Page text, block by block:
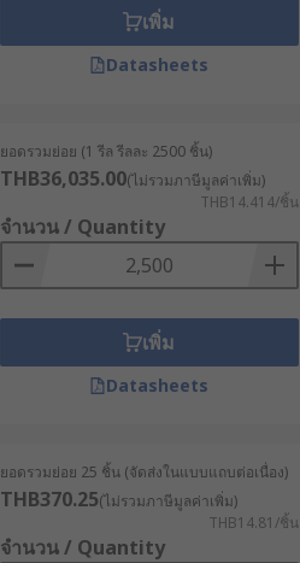
เพิ่ม
Datasheets
ยอดรวมย่อย (1 รีล รีลละ 2500 ชิ้น)
THB36,035.00(ไม่รวมภาษีมูลค่าเพิ่ม)
THB14.414/ชิ้น
จำนวน / Quantity
เพิ่ม
Datasheets
ยอดรวมย่อย 25 ชิ้น (จัดส่งในแบบแถบต่อเนื่อง)
THB370.25(ไม่รวมภาษีมูลค่าเพิ่ม)
THB14.81/ชิ้น
จำนวน / Quantity